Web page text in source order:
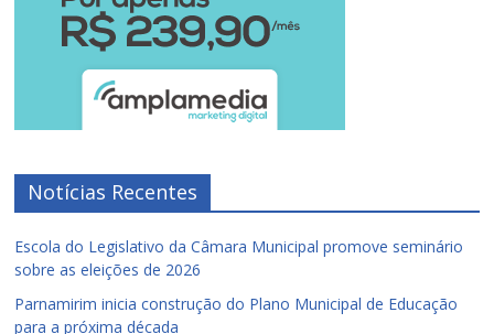
Notícias Recentes
Escola do Legislativo da Câmara Municipal promove seminário
sobre as eleições de 2026
Parnamirim inicia construção do Plano Municipal de Educação
para a próxima década